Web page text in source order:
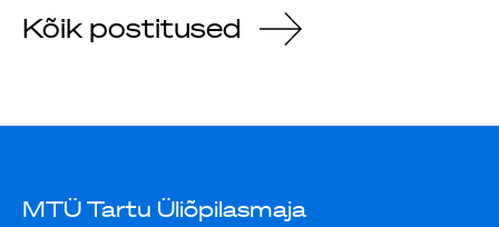
Kõik postitused
MTÜ Tartu Üliõpilasmaja